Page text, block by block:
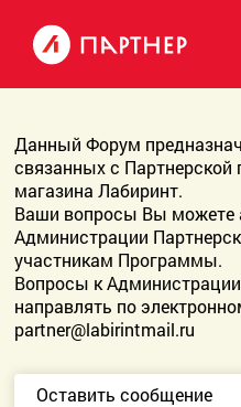
Данный Форум
связанных с Партнерской
магазина Лабиринт.
Ваши вопросы Вы можете
Администрации
участникам Программы.
Вопросы к
направлять по
partner@labirintmail.ru
Оставить сообщение